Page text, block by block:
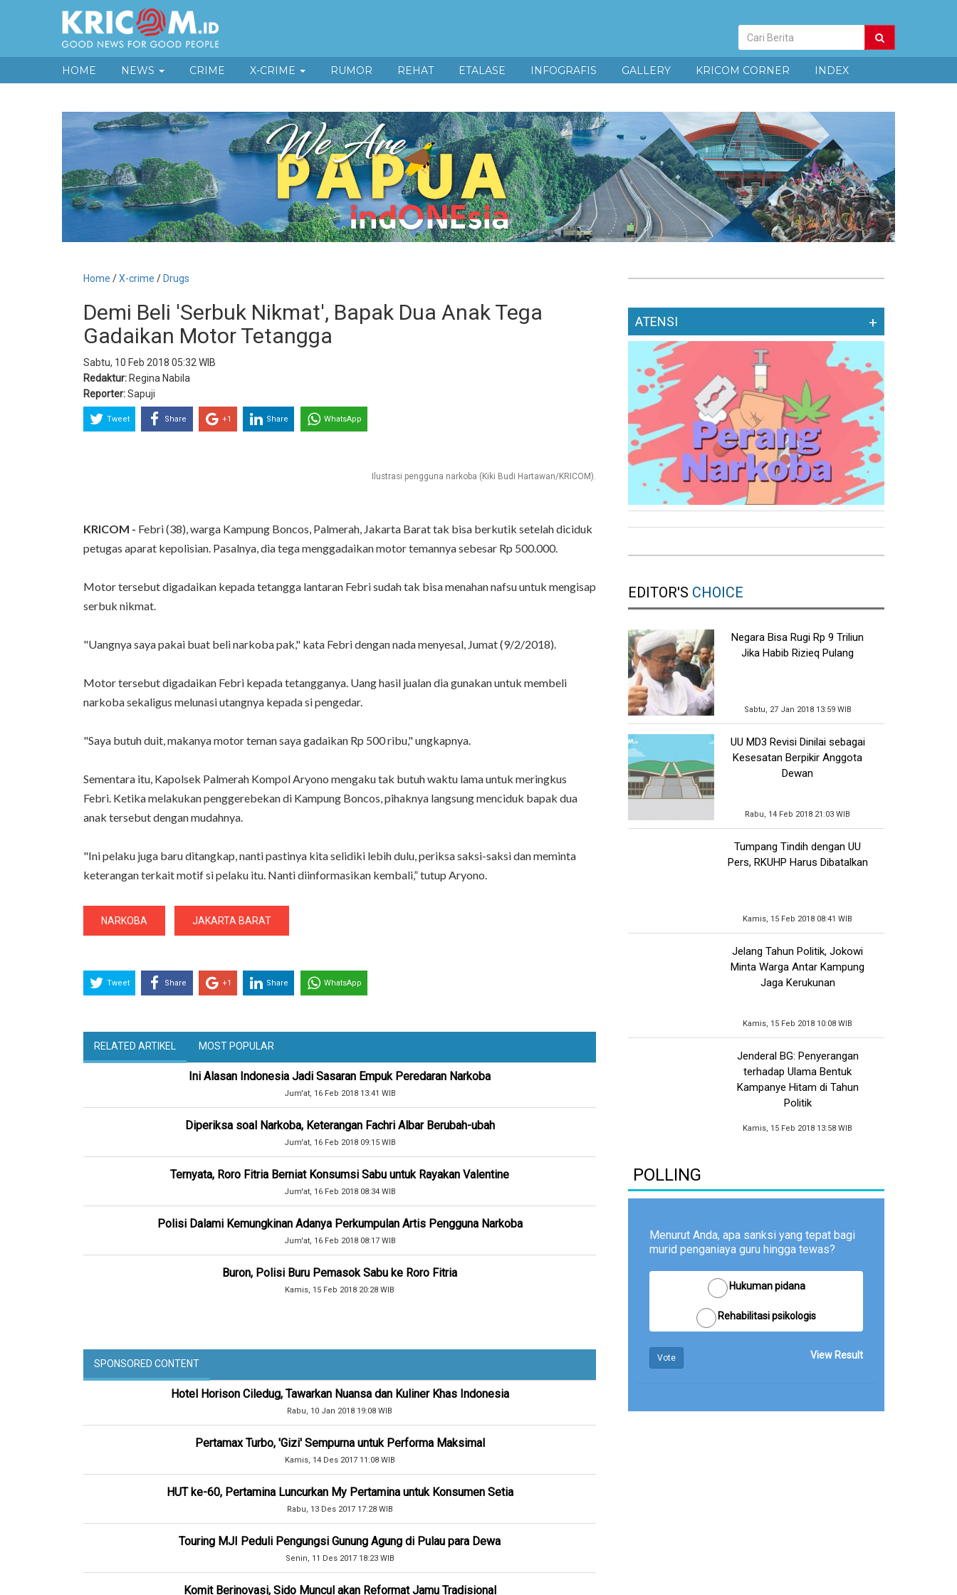
Pencarian
Berita
HOME NEWS CRIME X-CRIME RUMOR REHAT ETALASE INFOGRAFIS GALLERY KRICOM CORNER INDEX
Home /X-crime / Drugs
Demi Beli 'Serbuk Nikmat', Bapak Dua Anak Tega
Gadaikan Motor Tetangga
Sabtu, 10 Feb 2018 05:32 WIB
Redaktur: Regina Nabila
Reporter:Sapuji
Tweet Share +1 Share WhatsApp
Ilustrasi pengguna narkoba (Kiki Budi Hartawan/KRICOM).
KRICOM - Febri (38), warga Kampung Boncos, Palmerah, Jakarta Barat tak bisa berkutik setelah diciduk
petugas aparat kepolisian. Pasalnya, dia tega menggadaikan motor temannya sebesar Rp 500.000.
Motor tersebut digadaikan kepada tetangga lantaran Febri sudah tak bisa menahan nafsu untuk mengisap
serbuk nikmat.
"Uangnya saya pakai buat beli narkoba pak," kata Febri dengan nada menyesal, Jumat (9/2/2018).
Motor tersebut digadaikan Febri kepada tetangganya. Uang hasil jualan dia gunakan untuk membeli
narkoba sekaligus melunasi utangnya kepada si pengedar.
"Saya butuh duit, makanya motor teman saya gadaikan Rp 500 ribu," ungkapnya.
Sementara itu, Kapolsek Palmerah Kompol Aryono mengaku tak butuh waktu lama untuk meringkus
Febri. Ketika melakukan penggerebekan di Kampung Boncos, pihaknya langsung menciduk bapak dua
anak tersebut dengan mudahnya.
"Ini pelaku juga baru ditangkap, nanti pastinya kita selidiki lebih dulu, periksa saksi-saksi dan meminta
keterangan terkait motif si pelaku itu. Nanti diinformasikan kembali,” tutup Aryono.
NARKOBA JAKARTA BARAT
Tweet Share +1 Share WhatsApp
RELATED ARTIKEL MOST POPULAR
Ini Alasan Indonesia Jadi Sasaran Empuk Peredaran Narkoba
Jum'at, 16 Feb 2018 13:41 WIB
Diperiksa soal Narkoba, Keterangan Fachri Albar Berubah-ubah
Jum'at, 16 Feb 2018 09:15 WIB
Ternyata, Roro Fitria Berniat Konsumsi Sabu untuk Rayakan Valentine
Jum'at, 16 Feb 2018 08:34 WIB
Polisi Dalami Kemungkinan Adanya Perkumpulan Artis Pengguna Narkoba
Jum'at, 16 Feb 2018 08:17 WIB
Buron, Polisi Buru Pemasok Sabu ke Roro Fitria
Kamis, 15 Feb 2018 20:28 WIB
SPONSORED CONTENT
Hotel Horison Ciledug, Tawarkan Nuansa dan Kuliner Khas Indonesia
Rabu, 10 Jan 2018 19:08 WIB
Pertamax Turbo, 'Gizi' Sempurna untuk Performa Maksimal
Kamis, 14 Des 2017 11:08 WIB
HUT ke-60, Pertamina Luncurkan My Pertamina untuk Konsumen Setia
Rabu, 13 Des 2017 17:28 WIB
Touring MJI Peduli Pengungsi Gunung Agung di Pulau para Dewa
Senin, 11 Des 2017 18:23 WIB
Komit Berinovasi, Sido Muncul akan Reformat Jamu Tradisional
ATENSI +
EDITOR'S CHOICE
Negara Bisa Rugi Rp 9 Triliun
Jika Habib Rizieq Pulang
Sabtu, 27 Jan 2018 13:59 WIB
UU MD3 Revisi Dinilai sebagai
Kesesatan Berpikir Anggota
Dewan
Rabu, 14 Feb 2018 21:03 WIB
Tumpang Tindih dengan UU
Pers, RKUHP Harus Dibatalkan
Kamis, 15 Feb 2018 08:41 WIB
Jelang Tahun Politik, Jokowi
Minta Warga Antar Kampung
Jaga Kerukunan
Kamis, 15 Feb 2018 10:08 WIB
Jenderal BG: Penyerangan
terhadap Ulama Bentuk
Kampanye Hitam di Tahun
Politik
Kamis, 15 Feb 2018 13:58 WIB
POLLING
Menurut Anda, apa sanksi yang tepat bagi
murid penganiaya guru hingga tewas?
Hukuman pidana
Rehabilitasi psikologis
Vote View Result